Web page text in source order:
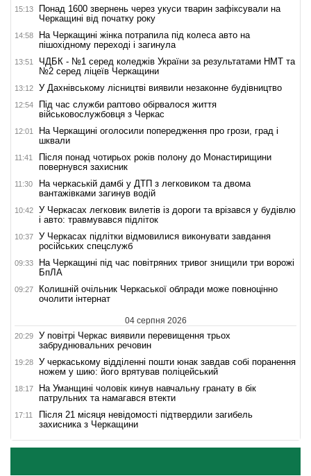
15:13
Понад 1600 звернень через укуси тварин зафіксували на
Черкащині від початку року
14:58
На Черкащині жінка потрапила під колеса авто на
пішохідному переході і загинула
13:51
ЧДБК - №1 серед коледжів України за результатами НМТ та
№2 серед ліцеїв Черкащини
13:12 У Дахнівському лісництві виявили незаконне будівництво
12:54
Під час служби раптово обірвалося життя
військовослужбовця з Черкас
12:01
На Черкащині оголосили попередження про грози, град і
шквали
11:41
Після понад чотирьох років полону до Монастирищини
повернувся захисник
11:30
На черкаській дамбі у ДТП з легковиком та двома
вантажівками загинув водій
10:42
У Черкасах легковик вилетів із дороги та врізався у будівлю
і авто: травмувався підліток
10:37
У Черкасах підлітки відмовилися виконувати завдання
російських спецслужб
09:33
На Черкащині під час повітряних тривог знищили три ворожі
БпЛА
09:27
Колишній очільник Черкаської облради може повноцінно
очолити інтернат
04 серпня 2026
20:29
У повітрі Черкас виявили перевищення трьох
забруднювальних речовин
19:28
У черкаському відділенні пошти юнак завдав собі поранення
ножем у шию: його врятував поліцейський
18:17
На Уманщині чоловік кинув навчальну гранату в бік
патрульних та намагався втекти
17:11
Після 21 місяця невідомості підтвердили загибель
захисника з Черкащини